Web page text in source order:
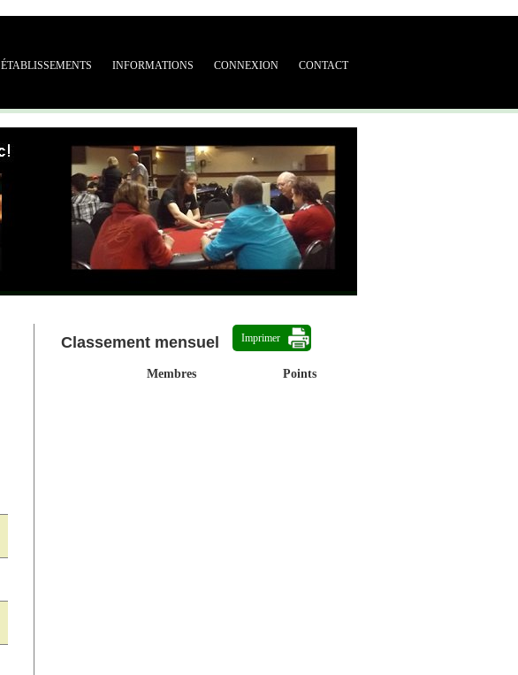
ÉTABLISSEMENTS INFORMATIONS CONNEXION CONTACT
Classement mensuel Imprimer
Membres Points